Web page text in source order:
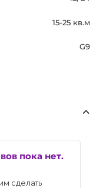
15-25 кв.м
G9
пока нет.
сделать